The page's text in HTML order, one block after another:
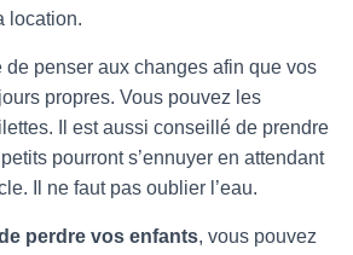
location.
de penser aux changes afin que vos
propres. Vous pouvez les
Il est aussi conseillé de prendre
pourront s’ennuyer en attendant
Il ne faut pas oublier l’eau.
perdre vos enfants, vous pouvez